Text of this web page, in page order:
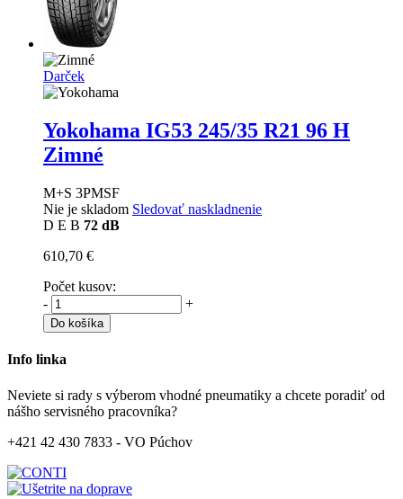
Darček
Yokohama IG53 245/35 R21 96 H
Zimné
M+S 3PMSF
Nie je skladom Sledovať naskladnenie
D E B 72 dB
610,70 €
Počet kusov:
-
+
Do košíka
Info linka
Neviete si rady s výberom vhodné pneumatiky a chcete poradiť od
nášho servisného pracovníka?
+421 42 430 7833 - VO Púchov